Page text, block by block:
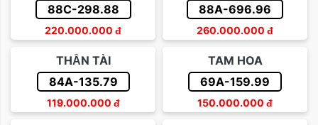
88C-298.88
220.000.000 đ
88A-696.96
260.000.000 đ
THẦN TÀI
84A-135.79
119.000.000 đ
TAM HOA
69A-159.99
150.000.000 đ